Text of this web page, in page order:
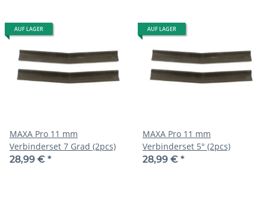
AUF LAGER
MAXA Pro 11 mm
Verbinderset 7 Grad (2pcs)
28,99 € *
AUF LAGER
MAXA Pro 11 mm
Verbinderset 5° (2pcs)
28,99 € *